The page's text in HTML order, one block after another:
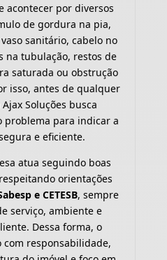
acontecer por diversos
de gordura na pia,
sanitário, cabelo no
na tubulação, restos de
saturada ou obstrução
isso, antes de qualquer
Soluções busca
problema para indicar a
e eficiente.
atua seguindo boas
orientações
e CETESB, sempre
serviço, ambiente e
Dessa forma, o
responsabilidade,